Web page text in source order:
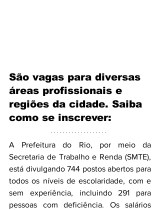
São vagas para diversas
áreas profissionais e
regiões da cidade. Saiba
como se inscrever:
A Prefeitura do Rio, por meio da
Secretaria de Trabalho e Renda (SMTE),
está divulgando 744 postos abertos para
todos os níveis de escolaridade, com e
sem experiência, incluindo 291 para
pessoas com deficiência. Os salários